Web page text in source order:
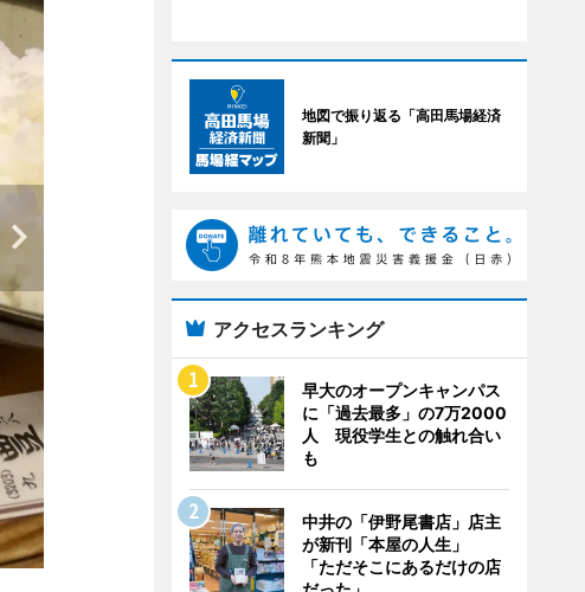
地図で振り返る「高田馬場経済
新聞」
アクセスランキング
早大のオープンキャンパス
に「過去最多」の7万2000
人 現役学生との触れ合い
も
中井の「伊野尾書店」店主
が新刊「本屋の人生」
「ただそこにあるだけの店